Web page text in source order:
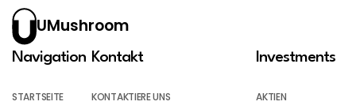
UMushroom
Navigation
STARTSEITE
Kontakt
KONTAKTIERE UNS
Investments
AKTIEN